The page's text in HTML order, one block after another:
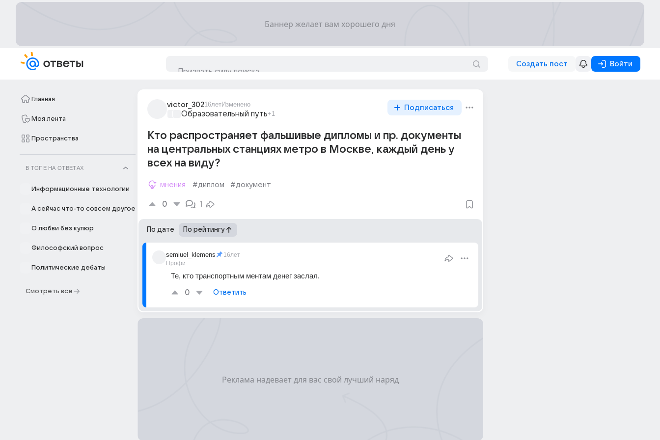
Создать пост Войти
Главная
Моя лента
Пространства
В ТОПЕ НА ОТВЕТАХ
Информационные технологии
А сейчас что-то совсем другое
О любви без купюр
Философский вопрос
Политические дебаты
Смотреть все
victor_30216летИзменено
Образовательный путь+1
Подписаться
Кто распространяет фальшивые дипломы и пр. документы
на центральных станциях метро в Москве, каждый день у
всех на виду?
мнения #диплом #документ
0 1
По дате По рейтингу
semiuel_klemens
Профи
16лет
Те, кто транспортным ментам денег заслал.
0 Ответить